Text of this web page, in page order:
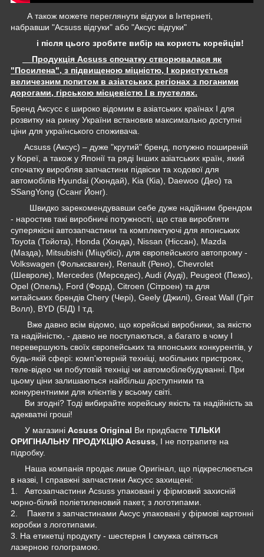
А також можете переглянути відгуки в Інтернеті,
набравши "Acsuss відгуки" або "Аксус відгуки"
і після цього зробите вибір на користь корейців!
Продукція Acsuss спочатку створювалася як
"Посилена", з підвищеною міцністю, І користується
величезним попитом в азіатських регіонах з поганими
дорогами, гірською місцевістю І в пустелях.
Бренд Аксусс є широко відомим в азіатських країнах І для
розвитку на ринку України встановив максимально доступні
ціни для українського споживача.
Acsuss (Аксус) – дуже "крутий" бренд, потужно поширеній
у Кореї, а також у Японії та ряді Інших азіатських країн, який
спочатку виробляв запчастини підвіски та ходової для
автомобілів Hyundai (Хюндай), Kia (Кіа), Daewoo (Део) та
SSangYong (Ссанг Йонг).
Швидко зарекомендувавши себе дуже надійним брендом
- наростив такі виробничі потужності, що став виробляти
суперякісні автозапчастини та комплектуючі для японських
Toyota (Тойота), Honda (Хонда), Nissan (Ніссан), Mazda
(Мазда), Mitsubishi (Міцубісі), для європейського автопрому -
Volkswagen (Фольксваген), Renault (Рено), Chevrolet
(Шевроле), Mercedes (Мерседес), Audi (Ауді), Peugeot (Пежо),
Opel (Опель), Ford (Форд), Citroen (Сітроен) та для
китайських брендів Chery (Чері), Geely (Джилі), Great Wall (Гріт
Волл), BYD (БІД) І т.д.
Вже давно всім відомо, що корейські виробники, за якістю
та надійністю, - давно не поступаються, а багато в чому І
перевершують своїх європейських та японських конкурентів, у
будь-якій сфері: комп'ютерній техніці, мобільних пристроях,
теле-відео чи побутовій техніці чи автомобілебудуванні. При
цьому ціни залишаються найбільш доступними та
конкурентними для клієнтів у всьому світі.
Ви згодні? Тоді вибирайте корейську якість та надійність за
адекватні гроші!
У магазині Acsuss Original Ви придбаєте ТІЛЬКИ
ОРИГІНАЛЬНУ ПРОДУКЦІЮ Acsuss , І не потрапите на
підробку.
Наша компанія продає лише Оригінал, що підкреслюється
в назві, І справжні запчастини Аксусс захищені:
1. Автозапчастини Acsuss упаковані у фірмовий захисній
чорно-білий поліетиленовий пакет, з логотипами.
2. Пакети з запчастинами Аксус упаковані у фірмові картонні
коробки з логотипами.
3. На етикетці продукту - шестерня І смужка світяться
лазерною голограмою.